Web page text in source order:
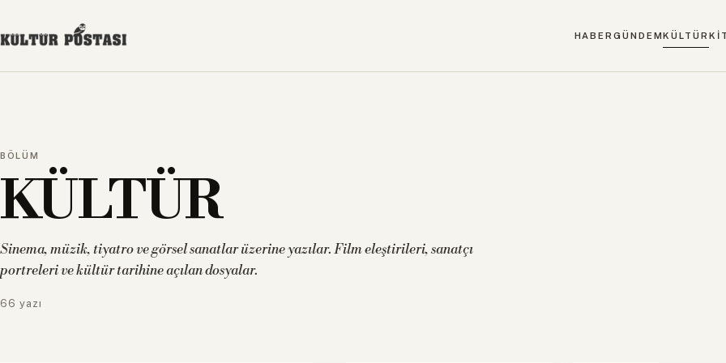
HABERGÜNDEMKÜLTÜR
BÖLÜM
KÜLTÜR
Sinema, müzik, tiyatro ve görsel sanatlar üzerine yazılar. Film eleştirileri, sanatçı
portreleri ve kültür tarihine açılan dosyalar.
66 yazı